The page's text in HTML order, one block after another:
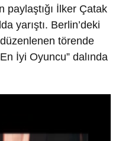
paylaştığı İlker Çatak
yarıştı. Berlin’deki
törende
İyi Oyuncu” dalında